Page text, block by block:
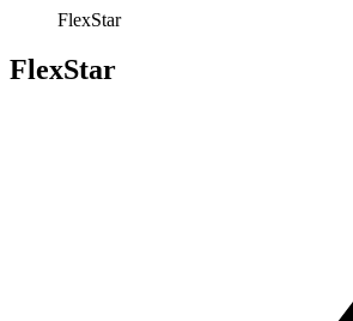
FlexStar
FlexStar